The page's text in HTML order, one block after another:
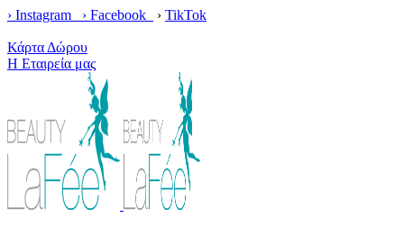
› Instagram › Facebook › TikTok
Κάρτα Δώρου
Η Εταιρεία μας